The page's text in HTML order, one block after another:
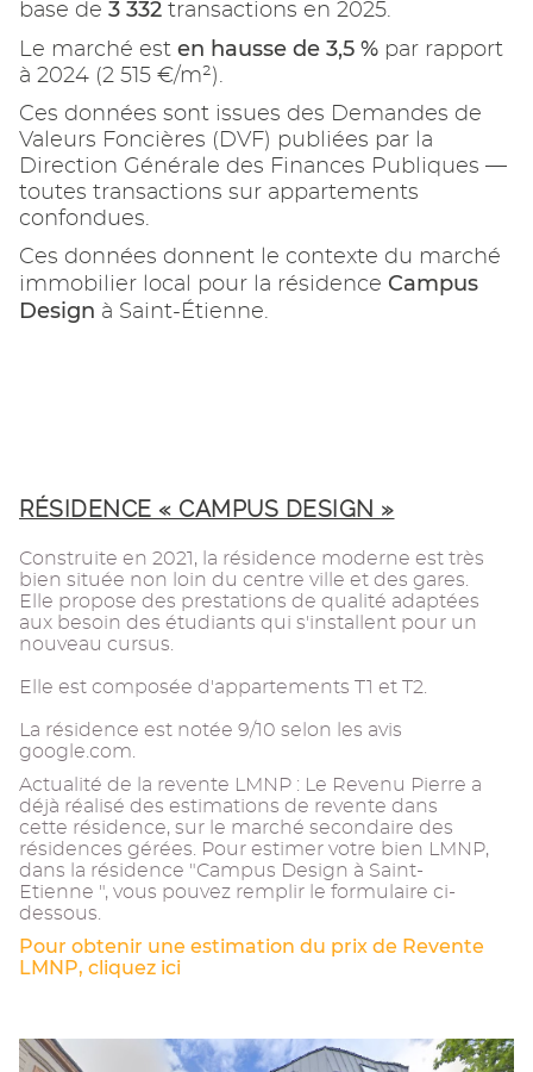
base de 3 332 transactions en 2025.
Le marché est en hausse de 3,5 % par rapport
à 2024 (2 515 €/m²).
Ces données sont issues des Demandes de
Valeurs Foncières (DVF) publiées par la
Direction Générale des Finances Publiques —
toutes transactions sur appartements
confondues.
Ces données donnent le contexte du marché
immobilier local pour la résidence Campus
Design à Saint-Étienne.
RÉSIDENCE « CAMPUS DESIGN »
Construite en 2021, la résidence moderne est très
bien située non loin du centre ville et des gares.
Elle propose des prestations de qualité adaptées
aux besoin des étudiants qui s'installent pour un
nouveau cursus.
Elle est composée d'appartements T1 et T2.
La résidence est notée 9/10 selon les avis
google.com.
Actualité de la revente LMNP : Le Revenu Pierre a
déjà réalisé des estimations de revente dans
cette résidence, sur le marché secondaire des
résidences gérées. Pour estimer votre bien LMNP,
dans la résidence "Campus Design à Saint-
Etienne ", vous pouvez remplir le formulaire ci-
dessous.
Pour obtenir une estimation du prix de Revente
LMNP, cliquez ici